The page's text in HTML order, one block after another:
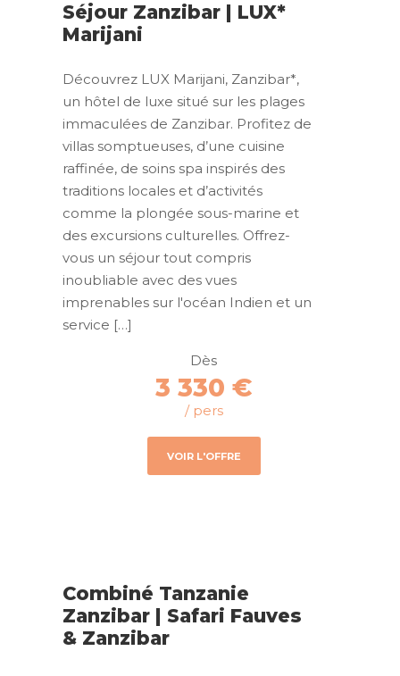
Séjour Zanzibar | LUX*
Marijani
Découvrez LUX Marijani, Zanzibar*,
un hôtel de luxe situé sur les plages
immaculées de Zanzibar. Profitez de
villas somptueuses, d’une cuisine
raffinée, de soins spa inspirés des
traditions locales et d’activités
comme la plongée sous-marine et
des excursions culturelles. Offrez-
vous un séjour tout compris
inoubliable avec des vues
imprenables sur l'océan Indien et un
service […]
Dès
3 330 €
/ pers
VOIR L'OFFRE
Combiné Tanzanie
Zanzibar | Safari Fauves
& Zanzibar